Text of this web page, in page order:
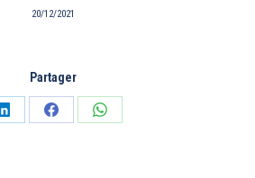
20/12/2021
Partager
PartagerPartagerPartager